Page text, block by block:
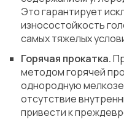
Это гарантирует
износостойкость
самых тяжелых
Горячая прокатка.
методом горячей
однородную
отсутствие
привести к